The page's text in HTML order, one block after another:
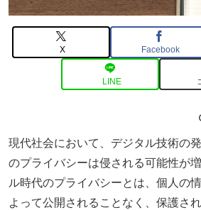
X Facebook
LINE
現代社会において、デジタル技術の
のプライバシーは侵される可能性が
ル時代のプライバシーとは、個人の
よって公開されることなく、保護さ